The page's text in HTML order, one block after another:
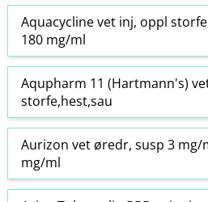
Aquacycline vet inj, oppl
180 mg/ml
Aqupharm 11 (Hartmann's)
storfe,hest,sau
Aurizon vet øredr, susp 3 mg/
mg/ml